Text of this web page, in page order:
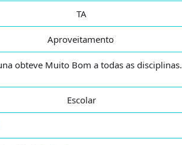
TA
Aproveitamento
obteve Muito Bom a todas as disciplinas.
Escolar